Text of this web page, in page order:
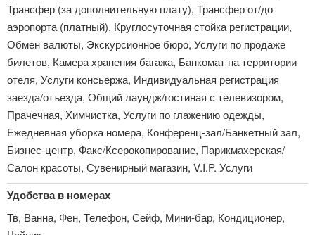
Трансфер (за дополнительную плату), Трансфер от/до
аэропорта (платный), Круглосуточная стойка регистрации,
Обмен валюты, Экскурсионное бюро, Услуги по продаже
билетов, Камера хранения багажа, Банкомат на территории
отеля, Услуги консьержа, Индивидуальная регистрация
заезда/отъезда, Общий лаундж/гостиная с телевизором,
Прачечная, Химчистка, Услуги по глажению одежды,
Ежедневная уборка номера, Конференц-зал/Банкетный зал,
Бизнес-центр, Факс/Ксерокопирование, Парикмахерская/
Салон красоты, Сувенирный магазин, V.I.P. Услуги
Удобства в номерах
Тв, Ванна, Фен, Телефон, Сейф, Мини-бар, Кондиционер,